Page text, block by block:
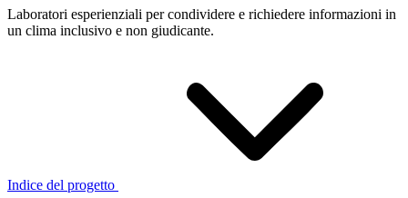
Laboratori esperienziali per condividere e richiedere informazioni in
un clima inclusivo e non giudicante.
Indice del progetto